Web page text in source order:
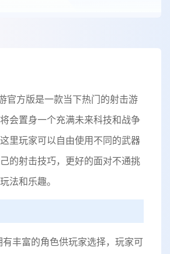
官方版是一款当下热门的射击游
会置身一个充满未来科技和战争
里玩家可以自由使用不同的武器
的射击技巧，更好的面对不通挑
法和乐趣。
丰富的角色供玩家选择，玩家可